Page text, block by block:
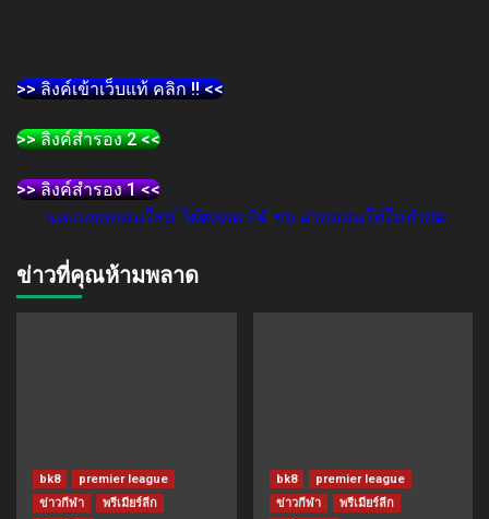
>> ลิงค์เข้าเว็บแท้ คลิก !! <<
>> ลิงค์สำรอง 2 <<
>> ลิงค์สำรอง 1 <<
แทงบอลออนไลน์ ได้ตลอด 24 ชม ฝากถอนได้ไม่จำกัด
ข่าวที่คุณห้ามพลาด
bk8
premier league
ข่าวกีฬา
พรีเมียร์ลีก
bk8
premier league
ข่าวกีฬา
พรีเมียร์ลีก